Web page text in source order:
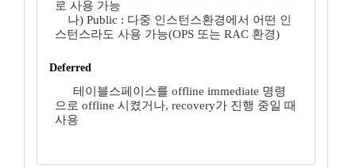
로 사용 가능
나) Public : 다중 인스턴스환경에서 어떤 인
스턴스라도 사용 가능(OPS 또는 RAC 환경)
Deferred
테이블스페이스를 offline immediate 명령
으로 offline 시켰거나, recovery가 진행 중일 때
사용